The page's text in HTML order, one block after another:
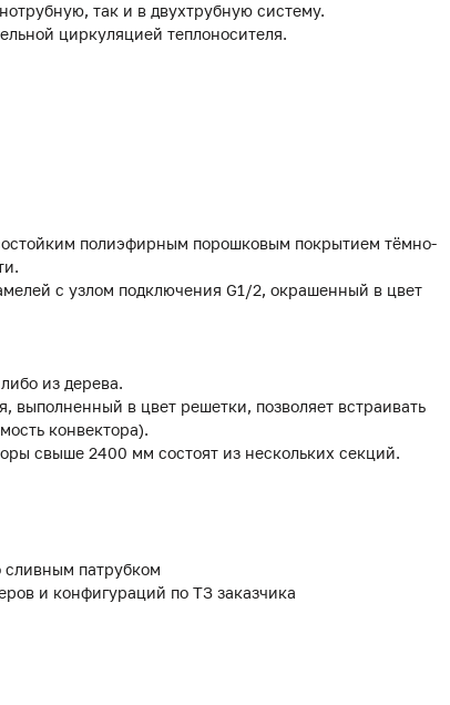
так и в двухтрубную систему.
циркуляцией теплоносителя.
полиэфирным порошковым покрытием тёмно-
с узлом подключения G1/2, окрашенный в цвет
из дерева.
в цвет решетки, позволяет встраивать
конвектора).
свыше 2400 мм состоят из нескольких секций.
сливным патрубком
и конфигураций по ТЗ заказчика